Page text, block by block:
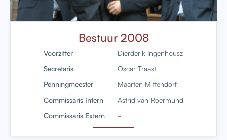
Bestuur 2008
Voorzitter
Dierderik Ingenhousz
Secretaris
Oscar Traast
Penningmeester
Maarten Mittendorf
Commissaris Intern
Astrid van Roermund
Commissaris Extern
-